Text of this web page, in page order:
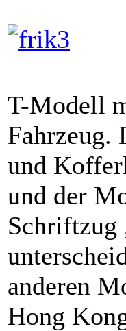
T-Modell
Fahrzeug.
und
und der
Schriftzug
anderen
Hong